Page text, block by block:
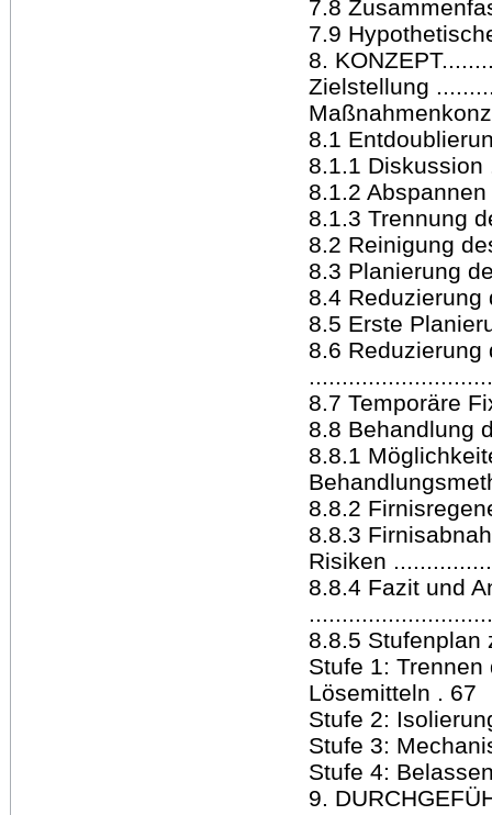
7.8
7.9
8.
Zielstellung
8.1
8.1.1 Diskussion
8.1.2
8.1.3 Trennung
8.2 Reinigung
8.3 Planierung
8.4 Reduzierung
8.5 Erste
8.6 Reduzierung
8.7 Temporäre
8.8 Behandlung
8.8.1
8.8.2
8.8.3
Risiken
8.8.4 Fazit und
8.8.5 Stufenplan
Stufe 1:
Lösemitteln . 67
Stufe 2:
Stufe 3:
Stufe 4:
9.